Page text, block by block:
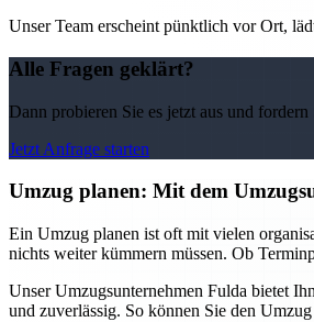
Unser Team erscheint pünktlich vor Ort,
Alle Fragen geklärt?
Dann probieren Sie es jetzt aus und
Jetzt Anfrage starten
Umzug planen: Mit dem
Ein Umzug planen ist oft mit vielen
nichts weiter kümmern müssen. Ob
Unser Umzugsunternehmen Fulda bietet
und zuverlässig. So können Sie den